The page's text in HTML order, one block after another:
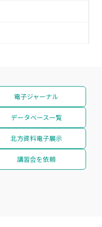
電子ジャーナル
データベース一覧
北方資料電子展示
講習会を依頼